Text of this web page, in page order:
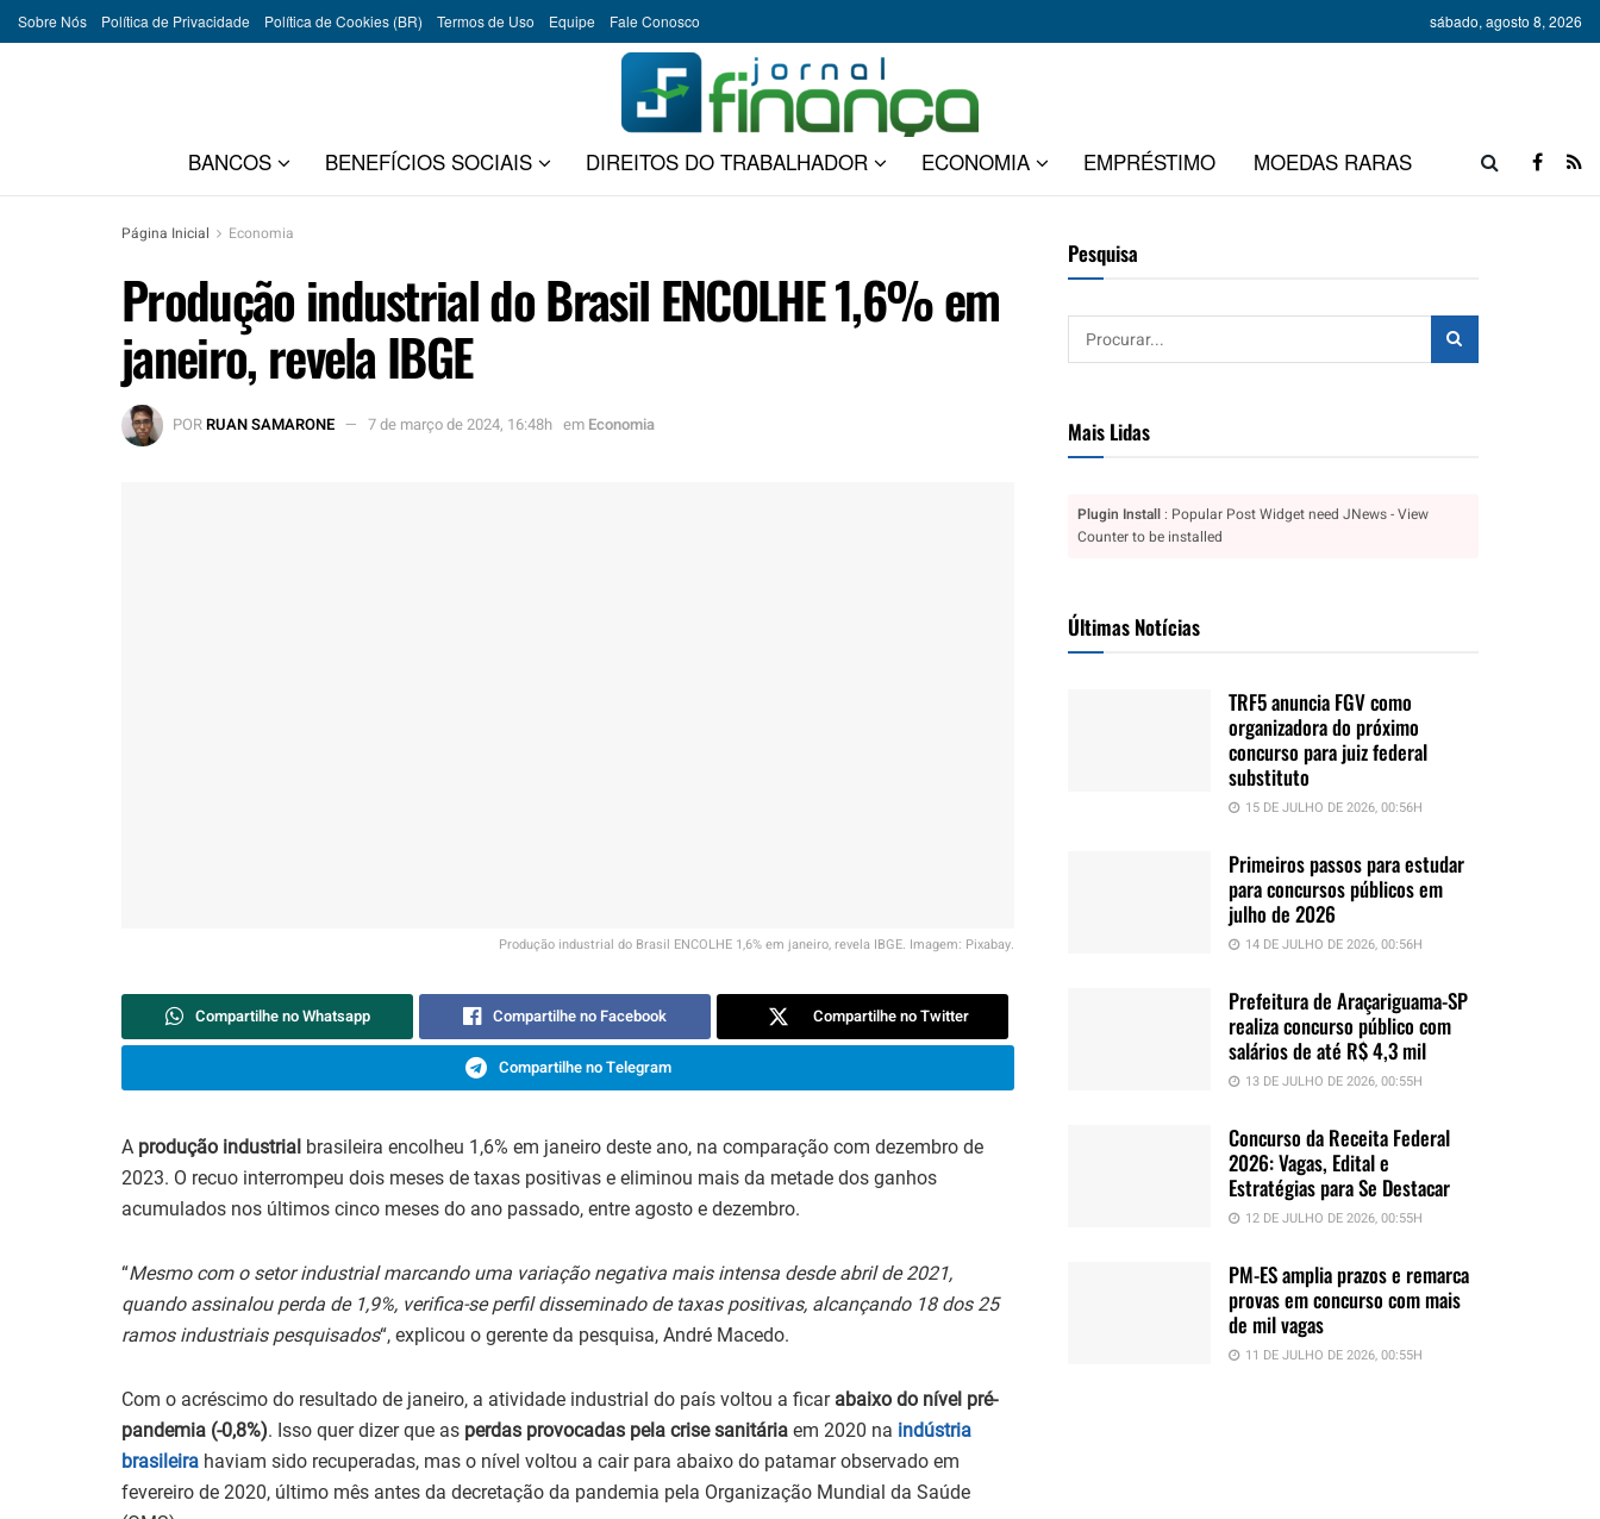
Sobre Nós Política de Privacidade Política de Cookies (BR) Termos de Uso Equipe Fale Conosco sábado, agosto 8, 2026
BANCOS BENEFÍCIOS SOCIAIS DIREITOS DO TRABALHADOR ECONOMIA EMPRÉSTIMO MOEDAS RARAS
Página Inicial Economia
Produção industrial do Brasil ENCOLHE 1,6% em
janeiro, revela IBGE
PORRUAN SAMARONE 7 de março de 2024, 16:48h em Economia
Produção industrial do Brasil ENCOLHE 1,6% em janeiro, revela IBGE. Imagem: Pixabay.
Compartilhe no Whatsapp Compartilhe no Facebook Compartilhe no Twitter
Compartilhe no Telegram
A produção industrial brasileira encolheu 1,6% em janeiro deste ano, na comparação com dezembro de
2023. O recuo interrompeu dois meses de taxas positivas e eliminou mais da metade dos ganhos
acumulados nos últimos cinco meses do ano passado, entre agosto e dezembro.
“Mesmo com o setor industrial marcando uma variação negativa mais intensa desde abril de 2021,
quando assinalou perda de 1,9%, verifica-se perfil disseminado de taxas positivas, alcançando 18 dos 25
ramos industriais pesquisados“, explicou o gerente da pesquisa, André Macedo.
Com o acréscimo do resultado de janeiro, a atividade industrial do país voltou a ficar abaixo do nível pré-
pandemia (-0,8%). Isso quer dizer que as perdas provocadas pela crise sanitária em 2020 na indústria
brasileira haviam sido recuperadas, mas o nível voltou a cair para abaixo do patamar observado em
fevereiro de 2020, último mês antes da decretação da pandemia pela Organização Mundial da Saúde
Pesquisa
Mais Lidas
Plugin Install : Popular Post Widget need JNews - View
Counter to be installed
Últimas Notícias
TRF5 anuncia FGV como
organizadora do próximo
concurso para juiz federal
substituto
15 DE JULHO DE 2026, 00:56H
Primeiros passos para estudar
para concursos públicos em
julho de 2026
14 DE JULHO DE 2026, 00:56H
Prefeitura de Araçariguama-SP
realiza concurso público com
salários de até R$ 4,3 mil
13 DE JULHO DE 2026, 00:55H
Concurso da Receita Federal
2026: Vagas, Edital e
Estratégias para Se Destacar
12 DE JULHO DE 2026, 00:55H
PM-ES amplia prazos e remarca
provas em concurso com mais
de mil vagas
11 DE JULHO DE 2026, 00:55H